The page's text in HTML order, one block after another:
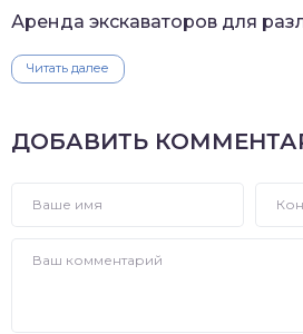
Аренда экскаваторов для
Читать далее
ДОБАВИТЬ